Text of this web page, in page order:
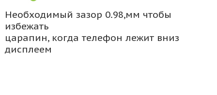
Необходимый зазор 0.98,мм чтобы
избежать
царапин, когда телефон лежит вниз
дисплеем